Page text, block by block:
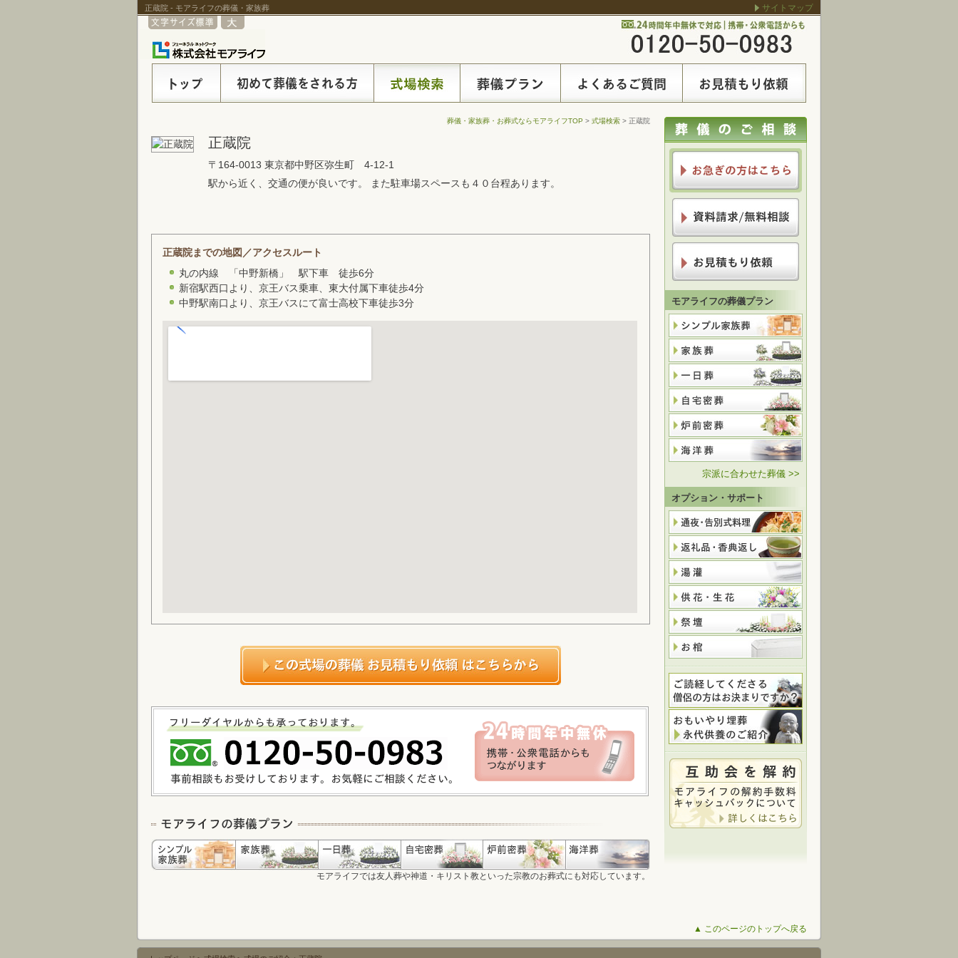
正蔵院 - モアライフの葬儀・家族葬 サイトマップ
葬儀・家族葬・お葬式ならモアライフTOP > 式場検索 > 正蔵院
正蔵院
〒164-0013 東京都中野区弥生町 4-12-1
駅から近く、交通の便が良いです。 また駐車場スペースも４０台程あります。
正蔵院までの地図／アクセスルート
丸の内線 「中野新橋」 駅下車 徒歩6分
新宿駅西口より、京王バス乗車、東大付属下車徒歩4分
中野駅南口より、京王バスにて富士高校下車徒歩3分
モアライフでは友人葬や神道・キリスト教といった宗教のお葬式にも対応しています。
モアライフの葬儀プラン
宗派に合わせた葬儀 >>
オプション・サポート
▲ このページのトップへ戻る